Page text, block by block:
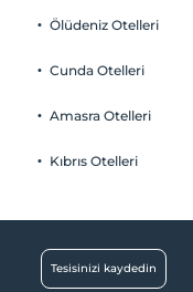
Ölüdeniz Otelleri
Cunda Otelleri
Amasra Otelleri
Kıbrıs Otelleri
Tesisinizi kaydedin